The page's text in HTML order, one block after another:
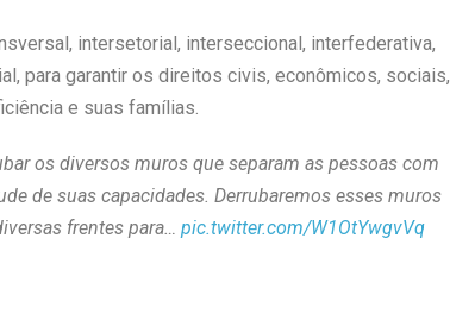
intersetorial, interseccional, interfederativa,
para garantir os direitos civis, econômicos, sociais,
e suas famílias.
os diversos muros que separam as pessoas com
de suas capacidades. Derrubaremos esses muros
frentes para… pic.twitter.com/W1OtYwgvVq